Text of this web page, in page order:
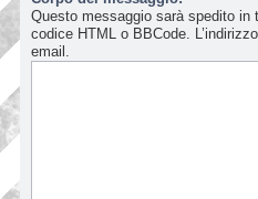
Questo messaggio sarà spedito in
codice HTML o BBCode.
email.